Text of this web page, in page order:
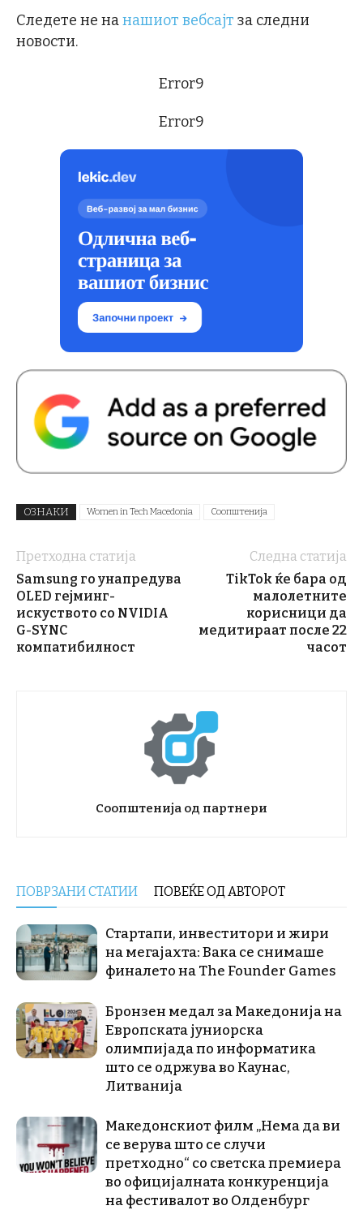
Следете не нанашиот вебсајт за следни
новости.
Error9
Error9
ОЗНАКИ Women in Tech Macedonia Соопштенија
Претходна статија
Samsung го унапредува
OLED гејминг-
искуството со NVIDIA
G-SYNC
компатибилност
Следна статија
TikTok ќе бара од
малолетните
корисници да
медитираат после 22
часот
Соопштенија од партнери
ПОВРЗАНИ СТАТИИ ПОВЕЌЕ ОД АВТОРОТ
Стартапи, инвеститори и жири
на мегајахта: Вака се снимаше
финалето на The Founder Games
Бронзен медал за Македонија на
Европската јуниорска
олимпијада по информатика
што се одржува во Каунас,
Литванија
Македонскиот филм „Нема да ви
се верува што се случи
претходно“ со светска премиера
во официјалната конкуренција
на фестивалот во Олденбург